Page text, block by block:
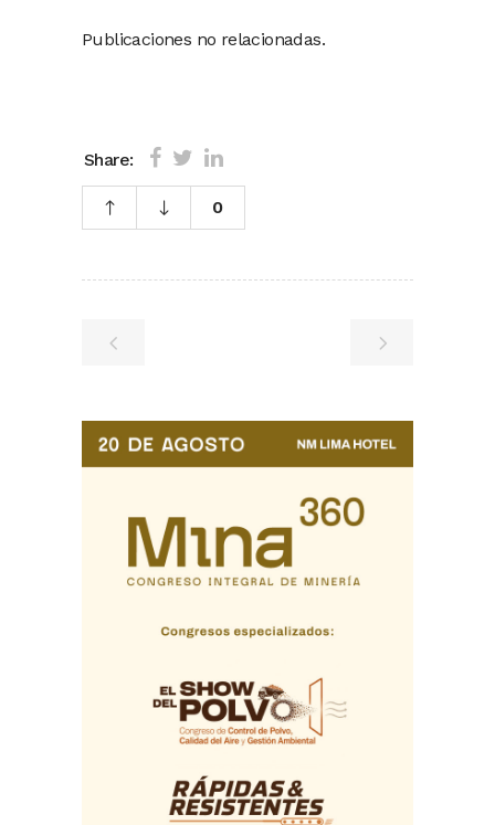
Publicaciones no relacionadas.
Share:
0